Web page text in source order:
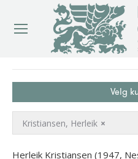
Velg
×
Kristiansen, Herleik
Herleik Kristiansen (1947,